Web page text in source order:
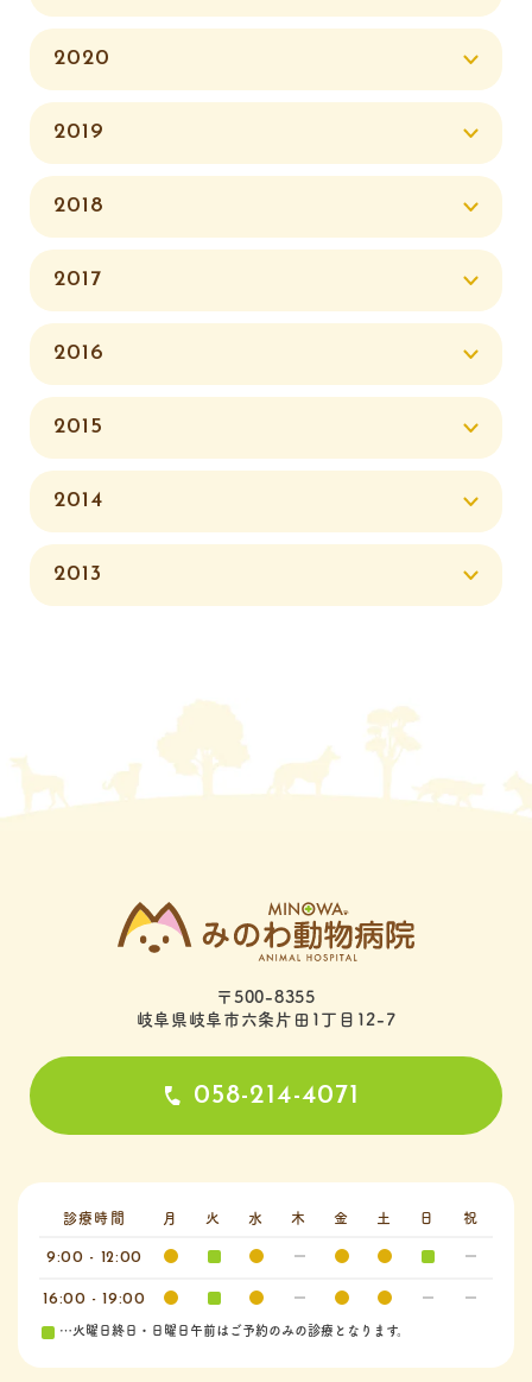
2020
2019
2018
2017
2016
2015
2014
2013
〒500-8355
岐阜県岐阜市六条片田1丁目12-7
058-214-4071
診療時間 月 火 水 木 金 土 日 祝
9:00 - 12:00
16:00 - 19:00
…火曜日終日・日曜日午前はご予約のみの診療となります。